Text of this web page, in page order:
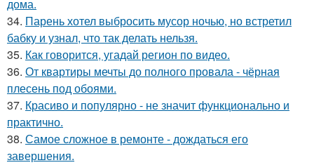
дома.
34. Парень хотел выбросить мусор ночью, но встретил
бабку и узнал, что так делать нельзя.
35. Как говорится, угадай регион по видео.
36. От квартиры мечты до полного провала - чёрная
плесень под обоями.
37. Красиво и популярно - не значит функционально и
практично.
38. Самое сложное в ремонте - дождаться его
завершения.